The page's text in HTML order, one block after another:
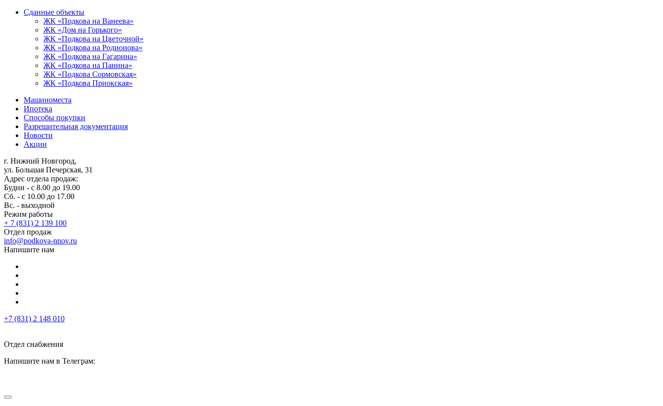
Сданные объекты
ЖК «Подкова на Ванеева»
ЖК «Дом на Горького»
ЖК «Подкова на Цветочной»
ЖК «Подкова на Родионова»
ЖК «Подкова на Гагарина»
ЖК «Подкова на Панина»
ЖК «Подкова Сормовская»
ЖК «Подкова Приокская»
Машиноместа
Ипотека
Способы покупки
Разрешительная документация
Новости
Акции
г. Нижний Новгород,
ул. Большая Печерская, 31
Адрес отдела продаж:
Будни - с 8.00 до 19.00
Сб. - с 10.00 до 17.00
Вс. - выходной
Режим работы
+ 7 (831) 2 139 100
Отдел продаж
info@podkova-nnov.ru
Напишите нам
+7 (831) 2 148 010
Отдел снабжения
Напишите нам в Телеграм: